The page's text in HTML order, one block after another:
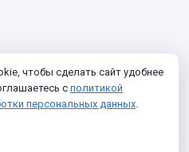
чтобы сделать сайт удобнее
с политикой
персональных данных.